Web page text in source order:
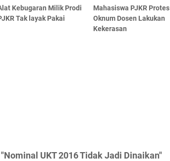
Kebugaran Milik Prodi
Tak layak Pakai
Mahasiswa PJKR Protes
Oknum Dosen Lakukan
Kekerasan
UKT 2016 Tidak Jadi Dinaikan"